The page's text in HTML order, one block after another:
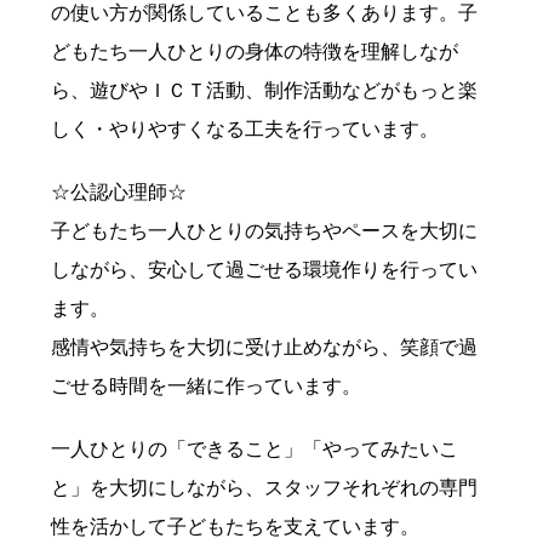
の使い方が関係していることも多くあります。子
どもたち一人ひとりの身体の特徴を理解しなが
ら、遊びやＩＣＴ活動、制作活動などがもっと楽
しく・やりやすくなる工夫を行っています。
☆公認心理師☆
子どもたち一人ひとりの気持ちやペースを大切に
しながら、安心して過ごせる環境作りを行ってい
ます。
感情や気持ちを大切に受け止めながら、笑顔で過
ごせる時間を一緒に作っています。
一人ひとりの「できること」「やってみたいこ
と」を大切にしながら、スタッフそれぞれの専門
性を活かして子どもたちを支えています。